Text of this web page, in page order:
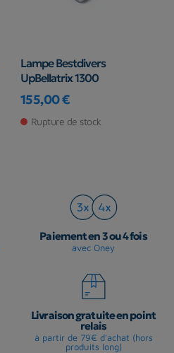
Lampe Bestdivers
UpBellatrix 1300
Prix
155,00 €
Rupture de stock
Paiement en 3 ou 4 fois
avec Oney
Livraison gratuite en point
relais
à partir de 79€ d'achat (hors
produits long)